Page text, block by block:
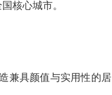
核心城市。
兼具颜值与实用性的居